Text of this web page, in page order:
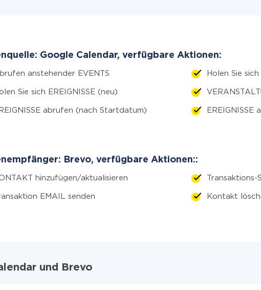
Google Calendar, verfügbare Aktionen:
anstehender EVENTS Holen Sie
Sie sich EREIGNISSE (neu)
abrufen (nach Startdatum)
Brevo, verfügbare Aktionen::
hinzufügen/aktualisieren Transaktions-
EMAIL senden Kontakt
und Brevo